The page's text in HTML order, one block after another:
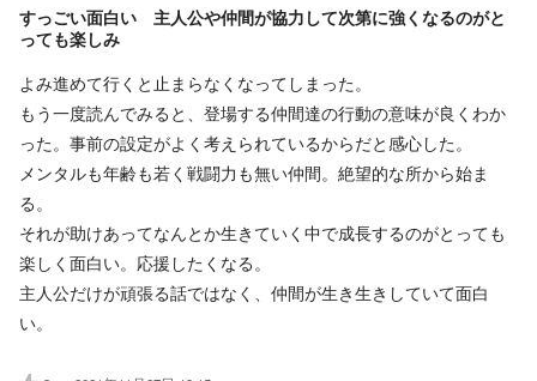
すっごい面白い 主人公や仲間が協力して次第に強くなるのがと
っても楽しみ
よみ進めて行くと止まらなくなってしまった。
もう一度読んでみると、登場する仲間達の行動の意味が良くわか
った。事前の設定がよく考えられているからだと感心した。
メンタルも年齢も若く戦闘力も無い仲間。絶望的な所から始ま
る。
それが助けあってなんとか生きていく中で成長するのがとっても
楽しく面白い。応援したくなる。
主人公だけが頑張る話ではなく、仲間が生き生きしていて面白
い。